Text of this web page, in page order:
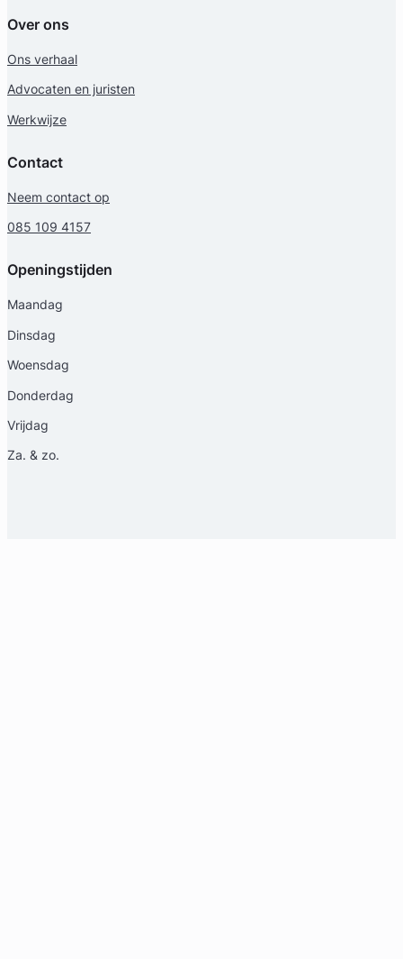
Over ons
Ons verhaal
Advocaten en juristen
Werkwijze
Contact
Neem contact op
085 109 4157
Openingstijden
Maandag
Dinsdag
Woensdag
Donderdag
Vrijdag
Za. & zo.